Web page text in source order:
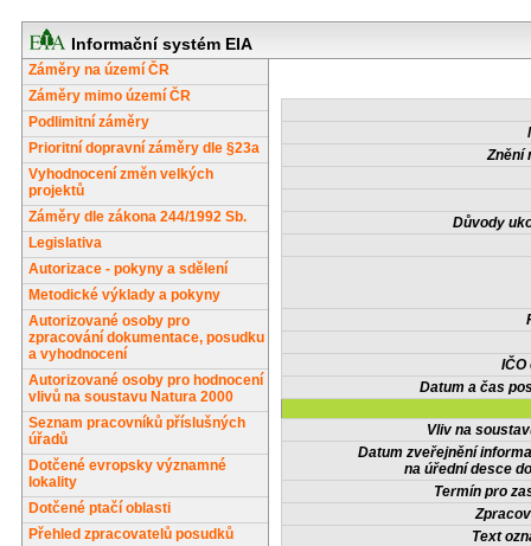
Informační systém EIA
Záměry na území ČR
Záměry mimo území ČR
Podlimitní záměry
Prioritní dopravní záměry dle §23a
Vyhodnocení změn velkých
projektů
Záměry dle zákona 244/1992 Sb.
Legislativa
Autorizace - pokyny a sdělení
Metodické výklady a pokyny
Autorizované osoby pro
zpracování dokumentace, posudku
a vyhodnocení
Autorizované osoby pro hodnocení
vlivů na soustavu Natura 2000
Seznam pracovníků příslušných
úřadů
Dotčené evropsky významné
lokality
Dotčené ptačí oblasti
Přehled zpracovatelů posudků
Znění
Důvody
IČO
Datum a čas
Vliv na
Datum zveřejnění
na úřední desce
Termín pro
Text